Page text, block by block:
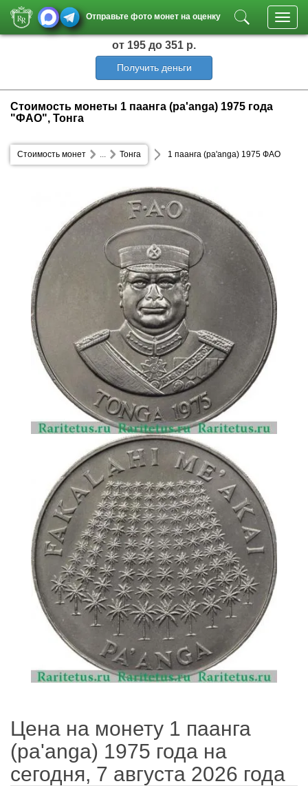
Отправьте фото монет на оценку
от 195 до 351 р.
Получить деньги
Стоимость монеты 1 паанга (pa'anga) 1975 года
"ФАО", Тонга
Стоимость монет Тонга
... 1 паанга (pa'anga) 1975 ФАО
Цена на монету 1 паанга
(pa'anga) 1975 года на
сегодня, 7 августа 2026 года